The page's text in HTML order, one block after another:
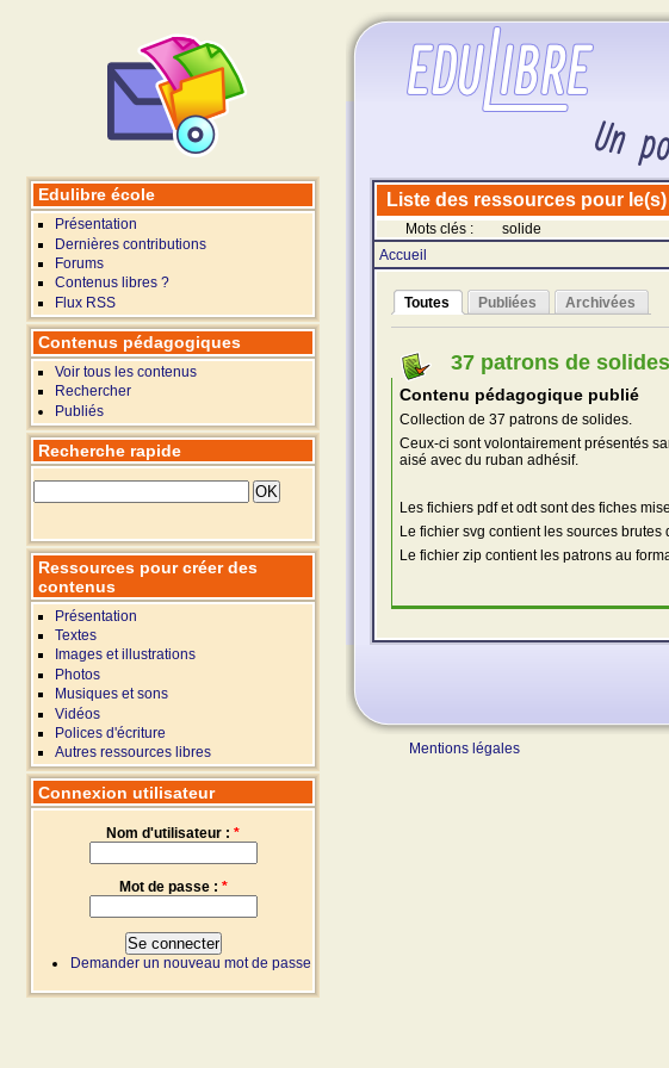
Liste des ressources pour
Mots clés :
solide
Accueil
Toutes Publiées Archivées
37 patrons de solides
Contenu pédagogique publié
Collection de 37 patrons de solides.
Ceux-ci sont volontairement présentés
aisé avec du ruban adhésif.
Les fichiers pdf et odt sont des fiches
Le fichier svg contient les sources brutes
Le fichier zip contient les patrons au
Mentions légales
Edulibre école
Présentation
Dernières contributions
Forums
Contenus libres ?
Flux RSS
Contenus pédagogiques
Voir tous les contenus
Rechercher
Publiés
Recherche rapide
Ressources pour créer des
contenus
Présentation
Textes
Images et illustrations
Photos
Musiques et sons
Vidéos
Polices d'écriture
Autres ressources libres
Connexion utilisateur
Nom d'utilisateur : *
Mot de passe : *
Demander un nouveau mot de passe